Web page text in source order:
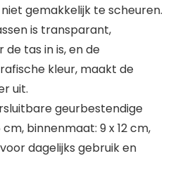
gemakkelijk te scheuren.
is transparant,
tas in is, en de
kleur, maakt de
uit.
geurbestendige
cm, binnenmaat: 9 x 12 cm,
dagelijks gebruik en